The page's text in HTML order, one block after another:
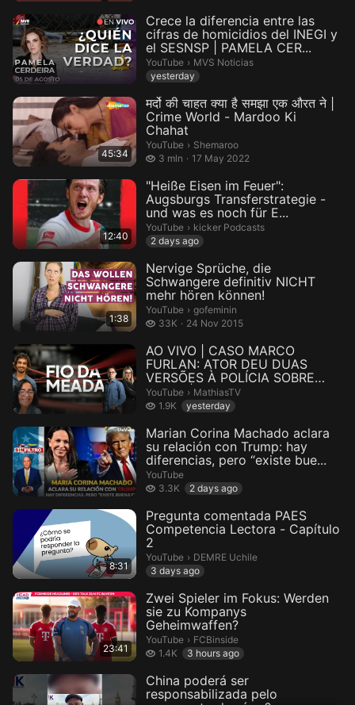
Crece la diferencia entre las
cifras de homicidios del INEGI y
el SESNSP | PAMELA CER...
YouTube › MVS Noticias.
MVS Noticias
yesterday
45:34
मर्दो की चाहत क्या है समझा एक औरत ने |
Crime World - Mardoo Ki
Chahat
YouTube › Shemaroo.
Shemaroo
3 mln
3 million views17 May 2022
12:40
"Heiße Eisen im Feuer":
Augsburgs Transferstrategie -
und was es noch für E...
YouTube › kicker Podcasts.
kicker Podcasts
2 days ago
1:38
Nervige Sprüche, die
Schwangere definitiv NICHT
mehr hören können!
YouTube › gofeminin.
gofeminin
33K
33 thousand views
24 Nov 2015
AO VIVO | CASO MARCO
FURLAN: ATOR DEU DUAS
VERSÕES À POLÍCIA SOBRE
CRIME | CASO BEREN...
YouTube › MathiasTV.
MathiasTV
1.9K
1.9 thousand views
yesterday
Marian Corina Machado aclara
su relación con Trump: hay
diferencias, pero “existe bue...
YouTube
3.3K
3.3 thousand views
2 days ago
8:31
Pregunta comentada PAES
Competencia Lectora - Capítulo
2
YouTube › DEMRE Uchile.
DEMRE Uchile
3 days ago
23:41
Zwei Spieler im Fokus: Werden
sie zu Kompanys
Geheimwaffen?
YouTube › FCBinside.
FCBinside
1.4K
1.4 thousand views
3 hours ago
China poderá ser
responsabilizada pelo